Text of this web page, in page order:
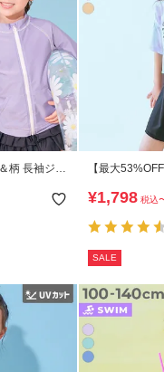
柄 長袖ジッ
【最大
¥1,798 税込
SALE